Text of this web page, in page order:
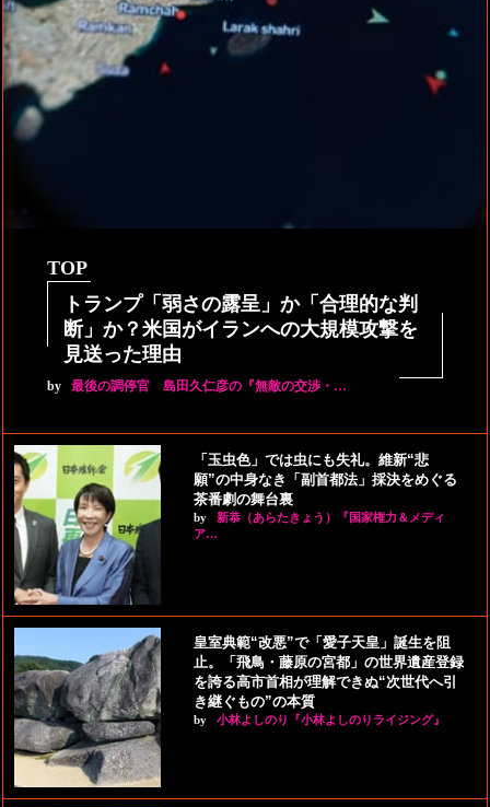
TOP
トランプ「弱さの露呈」か「合理的な判
断」か？米国がイランへの大規模攻撃を
見送った理由
by 最後の調停官 島田久仁彦の『無敵の交渉・…
「玉虫色」では虫にも失礼。維新“悲
願”の中身なき「副首都法」採決をめぐる
茶番劇の舞台裏
by
新恭（あらたきょう）『国家権力＆メディ
ア…
皇室典範“改悪”で「愛子天皇」誕生を阻
止。「飛鳥・藤原の宮都」の世界遺産登録
を誇る高市首相が理解できぬ“次世代へ引
き継ぐもの”の本質
by 小林よしのり『小林よしのりライジング』